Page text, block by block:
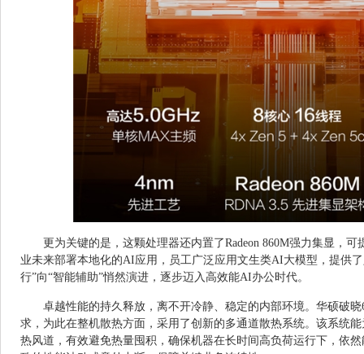
更为关键的是，这颗处理器还内置了Radeon 860M强力集显，
业未来部署本地化的AI应用，员工广泛应用文生类AI大模型，提供
行”向“智能辅助”悄然演进，逐步迈入高效能AI办公时代。
卓越性能的持久释放，离不开冷静、稳定的内部环境。华硕破
求，为此在整机散热方面，采用了创新的多通道散热系统。该系统
热风道，有效避免热量囤积，确保机器在长时间高负荷运行下，依